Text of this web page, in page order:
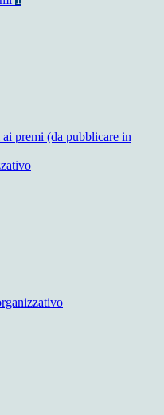
premi (da pubblicare in